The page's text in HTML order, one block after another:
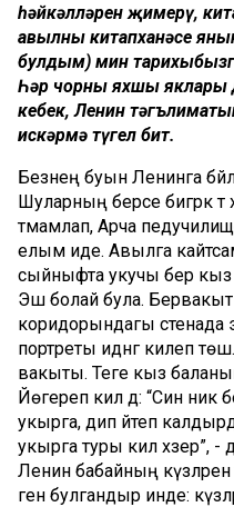
һәйкәлләрен җимерү,
авылның китапханәсе
булдым) мин
Һәр чорның яхшы яклары
кебек, Ленин
искәрмә түгел бит.
Безнең буын Ленинга
Шуларның берсе бигрәк тә
тәмамлап, Арча
елым иде. Авылга
сыйныфта укучы бер кыз
Эш болай була. Бервакыт
коридорындагы стенада
портреты идәнгә килеп
вакыты. Теге кыз
Йөгереп килә дә: “Син ник
укырга, дип әйтеп
укырга туры килә хәзер”,
Ленин бабайның
генә булгандыр инде: